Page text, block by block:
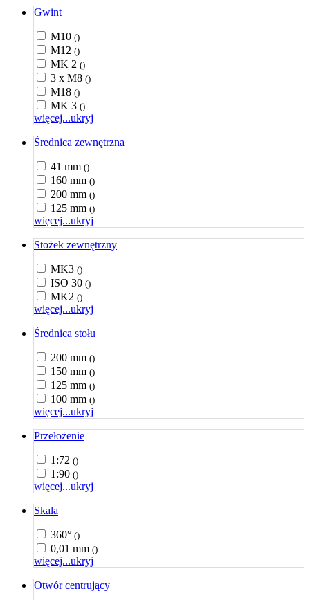
Gwint
M10 ()
M12 ()
MK 2 ()
3 x M8 ()
M18 ()
MK 3 ()
więcej...ukryj
Średnica zewnętrzna
41 mm ()
160 mm ()
200 mm ()
125 mm ()
więcej...ukryj
Stożek zewnętrzny
MK3 ()
ISO 30 ()
MK2 ()
więcej...ukryj
Średnica stołu
200 mm ()
150 mm ()
125 mm ()
100 mm ()
więcej...ukryj
Przełożenie
1:72 ()
1:90 ()
więcej...ukryj
Skala
360° ()
0,01 mm ()
więcej...ukryj
Otwór centrujący